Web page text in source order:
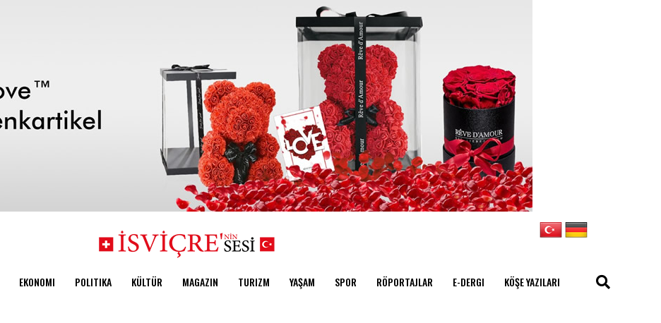
EKONOMI POLITIKA KÜLTÜR MAGAZIN TURIZM YAŞAM SPOR RÖPORTAJLAR E-DERGI KÖŞE YAZILARI